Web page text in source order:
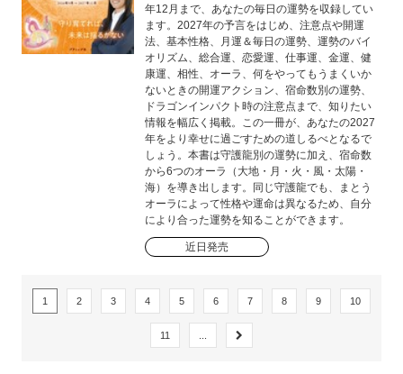
年12月まで、あなたの毎日の運勢を収録してい
ます。2027年の予言をはじめ、注意点や開運
法、基本性格、月運＆毎日の運勢、運勢のバイ
オリズム、総合運、恋愛運、仕事運、金運、健
康運、相性、オーラ、何をやってもうまくいか
ないときの開運アクション、宿命数別の運勢、
ドラゴンインパクト時の注意点まで、知りたい
情報を幅広く掲載。この一冊が、あなたの2027
年をより幸せに過ごすための道しるべとなるで
しょう。本書は守護龍別の運勢に加え、宿命数
から6つのオーラ（大地・月・火・風・太陽・
海）を導き出します。同じ守護龍でも、まとう
オーラによって性格や運命は異なるため、自分
により合った運勢を知ることができます。
近日発売
1 2 3 4 5 6 7 8 9 10
11